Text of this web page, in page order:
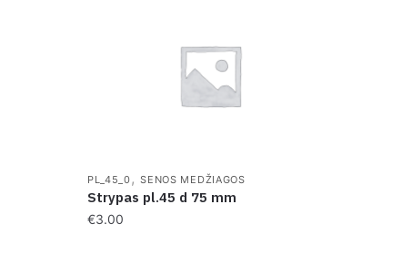
PL_45_0 ,SENOS MEDŽIAGOS
Strypas pl.45 d 75 mm
€3.00